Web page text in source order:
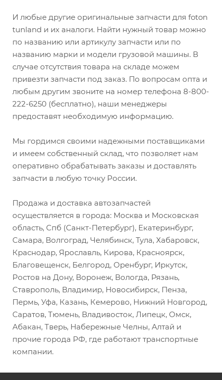
И любые другие оригинальные запчасти для foton
tunland и их аналоги. Найти нужный товар можно
по названию или артикулу запчасти или по
названию марки и модели грузовой машины. В
случае отсутствия товара на складе можем
привезти запчасти под заказ. По вопросам опта и
любым другим звоните на номер телефона 8-800-
222-6250 (бесплатно), наши менеджеры
предоставят необходимую информацию.
Мы гордимся своими надежными поставщиками
и имеем собственный склад, что позволяет нам
оперативно обрабатывать заказы и доставлять
запчасти в любую точку России.
Продажа и доставка автозапчастей
осуществляется в города: Москва и Московская
область, Спб (Санкт-Петербург), Екатеринбург,
Самара, Волгоград, Челябинск, Тула, Хабаровск,
Краснодар, Ярославль, Кирова, Красноярск,
Благовещенск, Белгород, Оренбург, Иркутск,
Ростов на Дону, Воронеж, Вологда, Рязань,
Ставрополь, Владимир, Новосибирск, Пенза,
Пермь, Уфа, Казань, Кемерово, Нижний Новгород,
Саратов, Тюмень, Владивосток, Липецк, Омск,
Абакан, Тверь, Набережные Челны, Алтай и
прочие города РФ, где работают транспортные
компании.